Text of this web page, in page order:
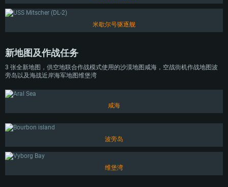
配置要求
PC平台
MAC平台
最低配置
操作系统：Windows 10 (64位)
处理器：双核 2.2 GHz
GTX 660 (游戏支持的解析度最低为720P)
硬盘空间：23.1 GB (极简客户端)
推荐配置
最低配置
操作系统：Mac OS Big Sur 11.0 或更新版本
处理器：Core i7，至少需要 2.2GHz (不支持Intel Xeon系列)
支持的解析度最低为720P)
硬盘空间: 22.1 GB (极简客户端)
推荐配置
最低配置
操作系统：大部分现代 64 位 Linux 系统发行版
处理器：双核 2.4 GHz
等水平的 AMD 显卡及最新的显卡驱动 (至少为半年以内的版本)。游戏支持的
解析度最低为720P。显卡需要支持Vulkan API
网络：宽带网络连接
米歇尔号驱逐舰
新地图及作战任务
3 张全新地图，供空地联合作战模式使用的沙漠地图咸海，空战街机作战地图波
旁岛以及海战近岸海军地图维堡湾
咸海
波旁岛
维堡湾